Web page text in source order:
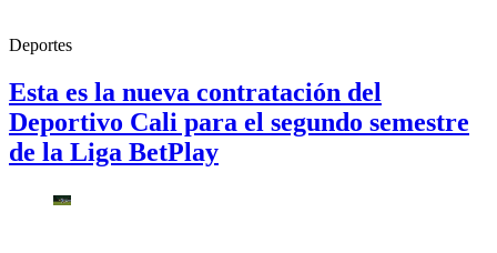
Deportes
Esta es la nueva contratación del
Deportivo Cali para el segundo semestre
de la Liga BetPlay